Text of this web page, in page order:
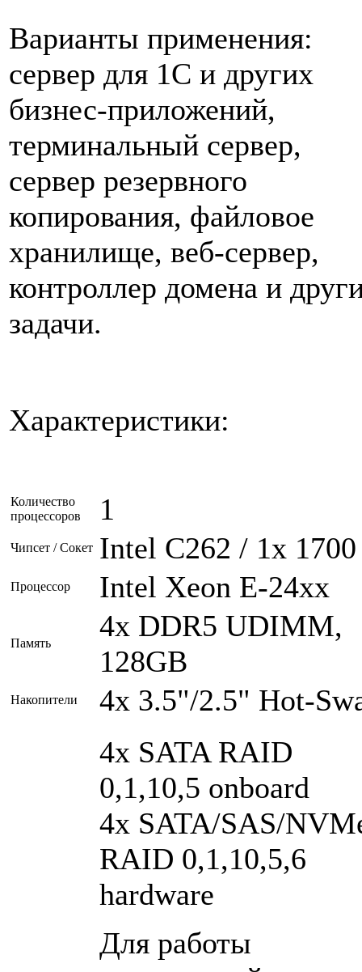
Варианты применения:
сервер для 1C и других
бизнес-приложений,
терминальный сервер,
сервер резервного
копирования, файловое
хранилище, веб-сервер,
контроллер домена и
задачи.
Характеристики:
Количество
процессоров
1
Чипсет / Сокет Intel С262 / 1x 1700
Процессор Intel Xeon E-24xx
Память
4x DDR5 UDIMM,
128GB
Накопители
4x 3.5"/2.5" Hot-
4x SATA RAID
0,1,10,5 onboard
4x SATA/SAS/
RAID 0,1,10,5,6
hardware
Для работы